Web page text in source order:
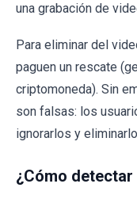
una grabación de
Para eliminar del
paguen un rescate
criptomoneda). Sin
son falsas: los
ignorarlos y
¿Cómo